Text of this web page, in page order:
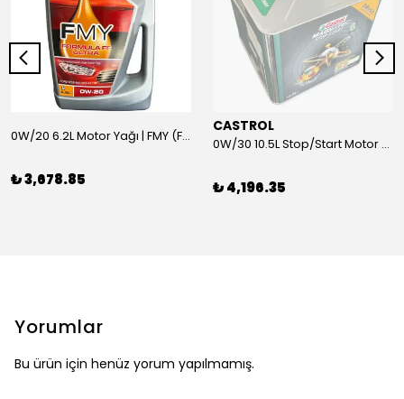
0W/20 6.2L Motor Yağı | FMY (Ford Motor Yağları)
₺ 3,678.85
CASTROL
0W/30 10.5L Stop/Start Motor Yağı | CASTROL
₺ 4,196.35
Yorumlar
Bu ürün için henüz yorum yapılmamış.